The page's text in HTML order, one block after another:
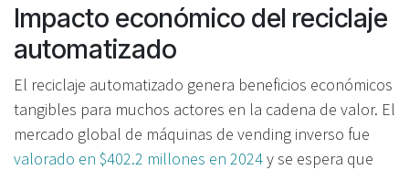
Impacto económico del reciclaje
automatizado
El reciclaje automatizado genera beneficios económicos
tangibles para muchos actores en la cadena de valor. El
mercado global de máquinas de vending inverso fue
valorado en $402.2 millones en 2024y se espera que